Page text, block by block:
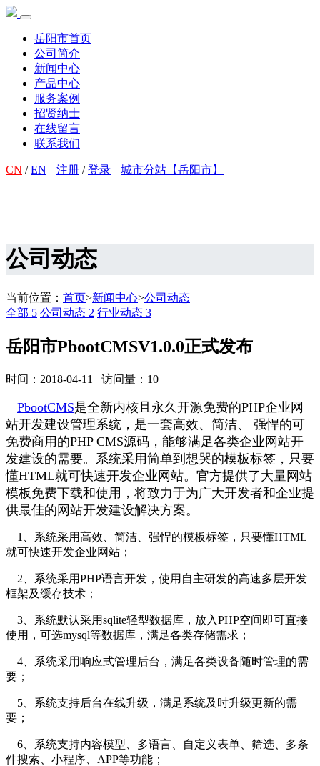
岳阳市首页
公司简介
新闻中心
产品中心
服务案例
招贤纳士
在线留言
联系我们
CN /EN 注册 /登录 城市分站【岳阳市】
公司动态
当前位置： 首页>新闻中心>公司动态
全部 5 公司动态 2 行业动态 3
岳阳市PbootCMSV1.0.0正式发布
时间：2018-04-11 访问量：10
PbootCMS是全新内核且永久开源免费的PHP企业网
站开发建设管理系统，是一套高效、简洁、 强悍的可
免费商用的PHP CMS源码，能够满足各类企业网站开
发建设的需要。系统采用简单到想哭的模板标签，只要
懂HTML就可快速开发企业网站。官方提供了大量网站
模板免费下载和使用，将致力于为广大开发者和企业提
供最佳的网站开发建设解决方案。
1、系统采用高效、简洁、强悍的模板标签，只要懂HTML
就可快速开发企业网站；
2、系统采用PHP语言开发，使用自主研发的高速多层开发
框架及缓存技术；
3、系统默认采用sqlite轻型数据库，放入PHP空间即可直接
使用，可选mysql等数据库，满足各类存储需求；
4、系统采用响应式管理后台，满足各类设备随时管理的需
要；
5、系统支持后台在线升级，满足系统及时升级更新的需
要；
6、系统支持内容模型、多语言、自定义表单、筛选、多条
件搜索、小程序、APP等功能；